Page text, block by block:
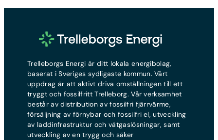
Trelleborgs Energi är ditt lokala energibolag,
baserat i Sveriges sydligaste kommun. Vårt
uppdrag är att aktivt driva omställningen till ett
tryggt och fossilfritt Trelleborg. Vår verksamhet
består av distribution av fossilfri fjärrvärme,
försäljning av förnybar och fossilfri el, utveckling
av laddinfrastruktur och vätgaslösningar, samt
utveckling av en trygg och säker